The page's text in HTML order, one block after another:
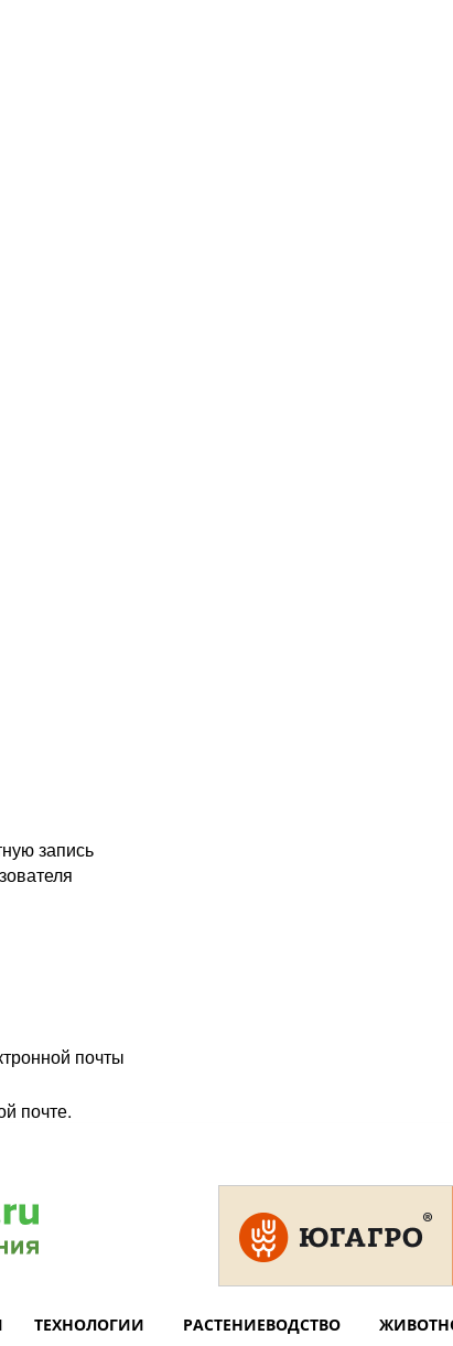
запись
почты
почте.
ТЕХНОЛОГИИ РАСТЕНИЕВОДСТВО